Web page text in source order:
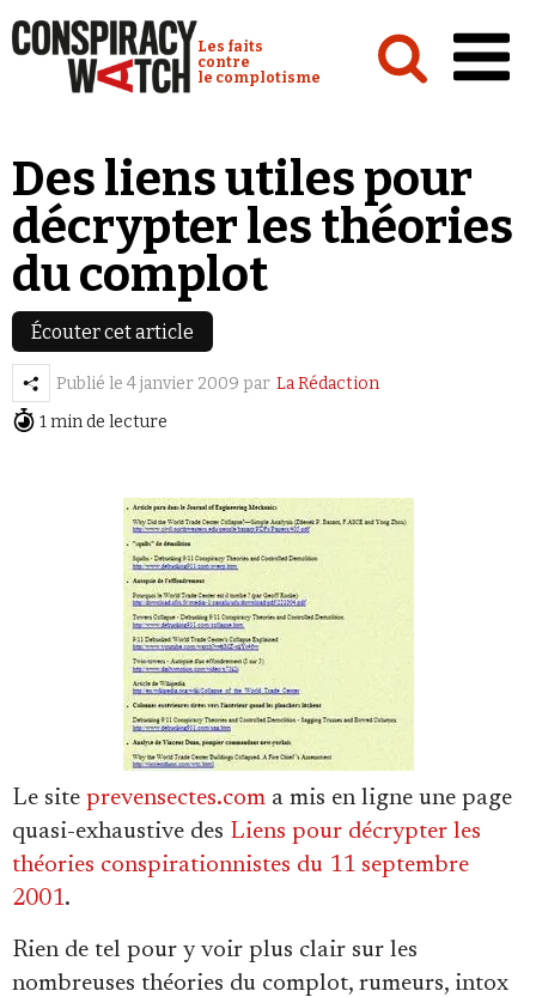
Conspiracy Watch :
Les faits
contre
le complotisme
Analyses
Conspipédia
Vidéos
Émissions
Revues de presse
Newsletter
Faire un don
Des liens utiles pour
décrypter les théories
du complot
Écouter cet article
Publié le 4 janvier 2009 par La Rédaction
1 min de lecture
Le site prevensectes.com a mis en ligne une page
quasi-exhaustive des Liens pour décrypter les
théories conspirationnistes du 11 septembre
2001.
Rien de tel pour y voir plus clair sur les
nombreuses théories du complot, rumeurs, intox